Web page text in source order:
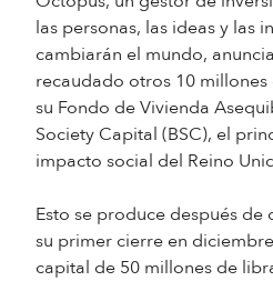
las personas, las ideas y las
cambiarán el mundo,
recaudado otros 10 millones
su Fondo de Vivienda
Society Capital (BSC), el
impacto social del Reino
Esto se produce después de
su primer cierre en
capital de 50 millones de